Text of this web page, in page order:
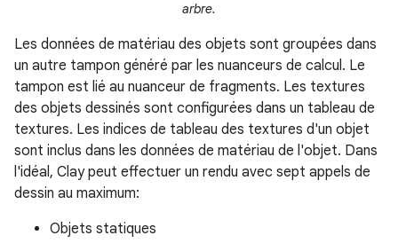
arbre.
Les données de matériau des objets sont groupées dans
un autre tampon généré par les nuanceurs de calcul. Le
tampon est lié au nuanceur de fragments. Les textures
des objets dessinés sont configurées dans un tableau de
textures. Les indices de tableau des textures d'un objet
sont inclus dans les données de matériau de l'objet. Dans
l'idéal, Clay peut effectuer un rendu avec sept appels de
dessin au maximum:
Objets statiques